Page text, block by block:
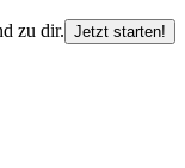
zu dir. Jetzt starten!